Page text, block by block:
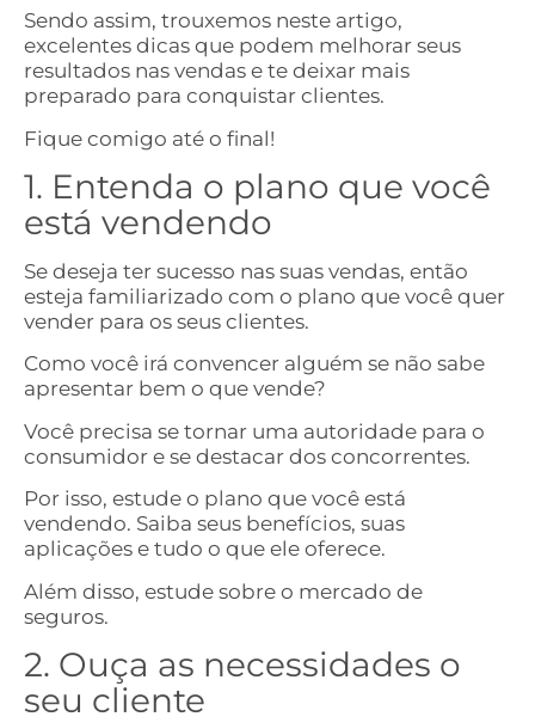
Sendo assim, trouxemos neste artigo,
excelentes dicas que podem melhorar seus
resultados nas vendas e te deixar mais
preparado para conquistar clientes.
Fique comigo até o final!
1. Entenda o plano que você
está vendendo
Se deseja ter sucesso nas suas vendas, então
esteja familiarizado com o plano que você quer
vender para os seus clientes.
Como você irá convencer alguém se não sabe
apresentar bem o que vende?
Você precisa se tornar uma autoridade para o
consumidor e se destacar dos concorrentes.
Por isso, estude o plano que você está
vendendo. Saiba seus benefícios, suas
aplicações e tudo o que ele oferece.
Além disso, estude sobre o mercado de
seguros.
2. Ouça as necessidades o
seu cliente